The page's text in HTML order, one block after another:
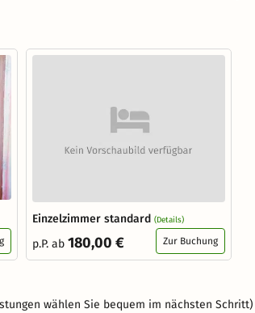
Einzelzimmer standard (Details)
p.P. ab 180,00 € Zur Buchung
wählen Sie bequem im nächsten Schritt)